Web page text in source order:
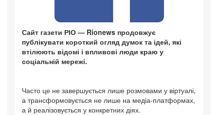
Сайт газети РІО — Rionews продовжує
публікувати короткий огляд думок та ідей, які
втілюють відомі і впливові люди краю у
соціальній мережі.
Часто це не завершується лише розмовами у віртуалі,
а трансформовується не лише на медіа-платформах,
а й реалізовується у конкретних діях.